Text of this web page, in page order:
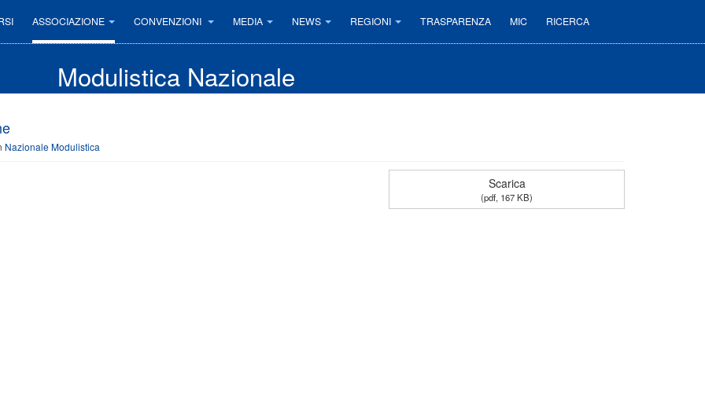
ASSOCIAZIONE CONVENZIONI MEDIA NEWS REGIONI TRASPARENZA MIC RICERCA
Modulistica Nazionale
Nazionale Modulistica
Scarica
(pdf, 167 KB)